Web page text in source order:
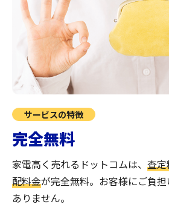
サービスの特徴
完全無料
家電高く売れるドットコムは、 査
配料金が完全無料。 お客様にご負
ありません。